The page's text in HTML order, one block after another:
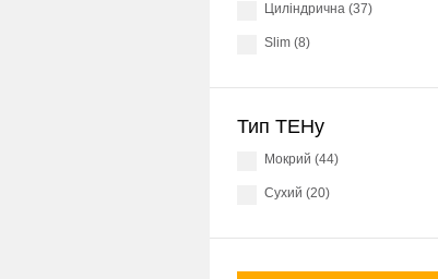
Циліндрична (37)
Slim (8)
Тип ТЕНу
Мокрий (44)
Сухий (20)